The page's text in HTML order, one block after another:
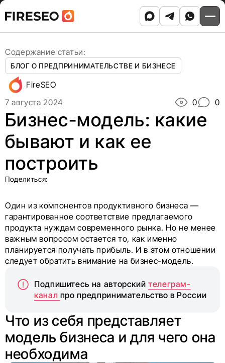
Skip
toСсылки
хлебных
Ссылки
хлебных
Бизнес-модель: какие бывают и как ее построить
Содержание статьи:
БЛОГ О ПРЕДПРИНИМАТЕЛЬСТВЕ И БИЗНЕСЕ
FireSEO
7 августа 2024
0 0
Бизнес-модель: какие
бывают и как ее
построить
Поделиться:
Один из компонентов продуктивного бизнеса —
гарантированное соответствие предлагаемого
продукта нуждам современного рынка. Но не менее
важным вопросом остается то, как именно
планируется получать прибыль. И в этом отношении
следует обратить внимание на бизнес-модель.
Подпишитесь на авторский телеграм-
канал про предпринимательство в России
Что из себя представляет
модель бизнеса и для чего она
необходима